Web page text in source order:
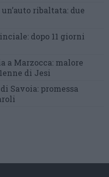
ribaltata: due
dopo 11 giorni
a Marzocca: malore
di Jesi
Savoia: promessa